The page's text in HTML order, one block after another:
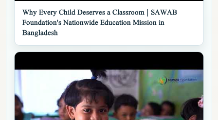
▶
Why Every Child Deserves a Classroom | SAWAB
Foundation's Nationwide Education Mission in
Bangladesh